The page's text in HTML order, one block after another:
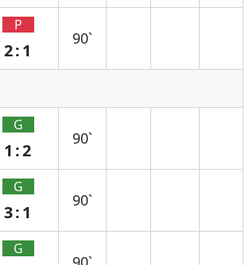
P
2:1
90`
G
1:2
90`
G
3:1
90`
G